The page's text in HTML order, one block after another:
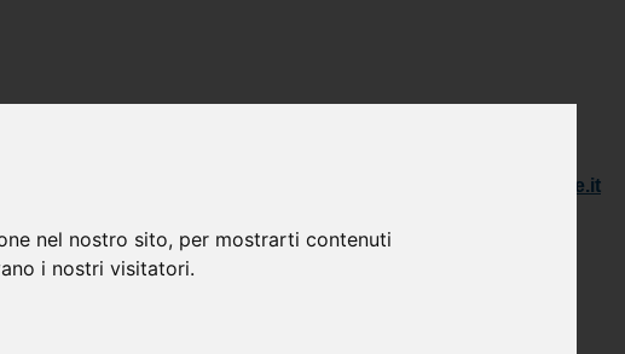
nel nostro sito, per mostrarti contenuti
i nostri visitatori.
info@ameconvienefinance.it